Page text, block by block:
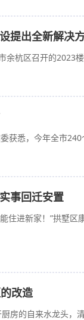
提出全新解决
余杭区召开的
获悉，今年全市
事回迁安置
住进新家！”拱墅
改造
房的自来水龙头